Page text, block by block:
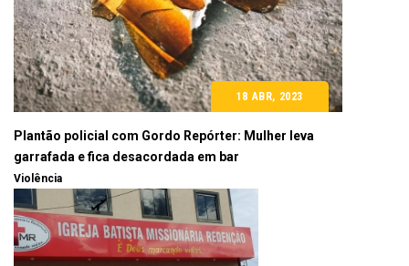
18 ABR, 2023
Plantão policial com Gordo Repórter: Mulher leva
garrafada e fica desacordada em bar
Violência